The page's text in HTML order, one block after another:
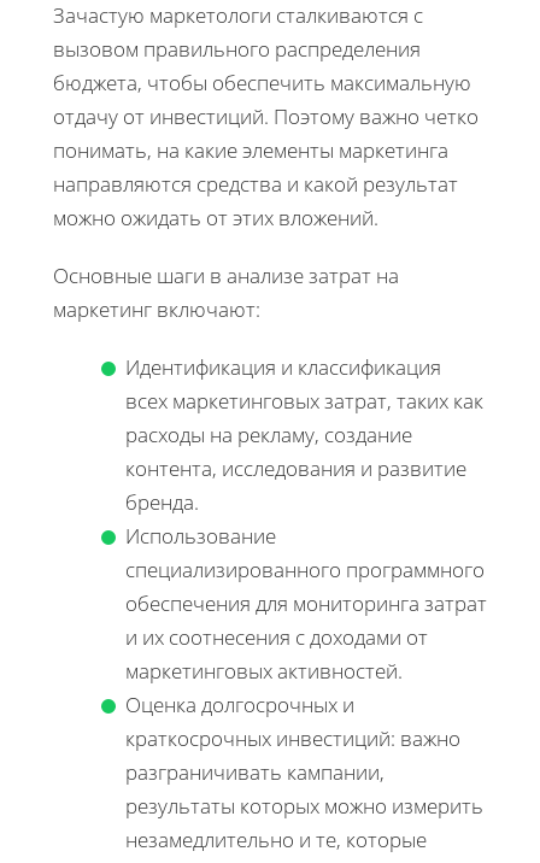
Зачастую маркетологи сталкиваются с
вызовом правильного распределения
бюджета, чтобы обеспечить максимальную
отдачу от инвестиций. Поэтому важно четко
понимать, на какие элементы маркетинга
направляются средства и какой результат
можно ожидать от этих вложений.
Основные шаги в анализе затрат на
маркетинг включают:
Идентификация и классификация
всех маркетинговых затрат, таких как
расходы на рекламу, создание
контента, исследования и развитие
бренда.
Использование
специализированного программного
обеспечения для мониторинга затрат
и их соотнесения с доходами от
маркетинговых активностей.
Оценка долгосрочных и
краткосрочных инвестиций: важно
разграничивать кампании,
результаты которых можно измерить
незамедлительно и те, которые